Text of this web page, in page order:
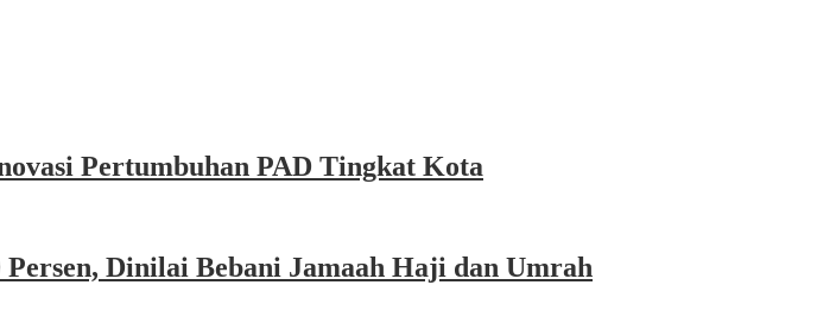
Pertumbuhan PAD Tingkat Kota
Dinilai Bebani Jamaah Haji dan Umrah